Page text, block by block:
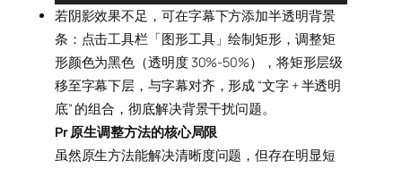
若阴影效果不足，可在字幕下方添加半透明背景
条：点击工具栏「图形工具」绘制矩形，调整矩
形颜色为黑色（透明度 30%-50%），将矩形层级
移至字幕下层，与字幕对齐，形成 “文字 + 半透明
底” 的组合，彻底解决背景干扰问题。
Pr 原生调整方法的核心局限
虽然原生方法能解决清晰度问题，但存在明显短